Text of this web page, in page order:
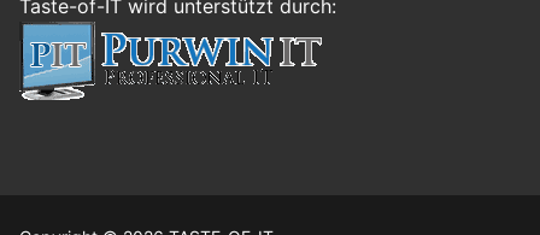
Taste-of-IT wird unterstützt durch: